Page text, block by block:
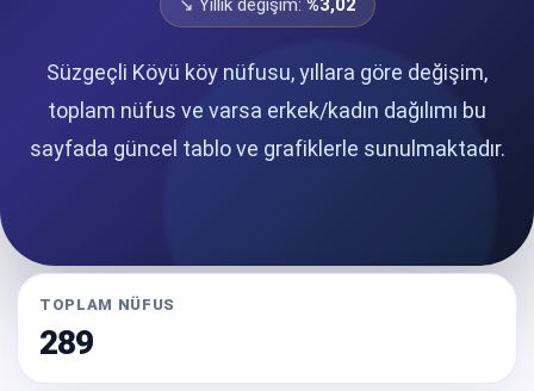
↘ Yıllık değişim: %3,02
Süzgeçli Köyü köy nüfusu, yıllara göre değişim,
toplam nüfus ve varsa erkek/kadın dağılımı bu
sayfada güncel tablo ve grafiklerle sunulmaktadır.
TOPLAM NÜFUS
289